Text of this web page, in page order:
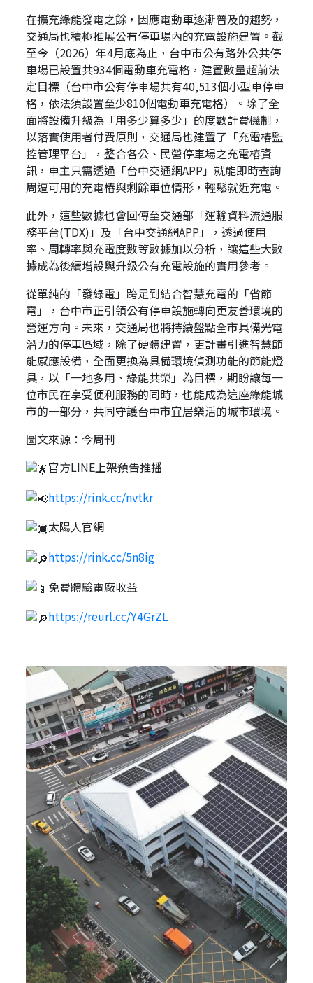
在擴充綠能發電之餘，因應電動車逐漸普及的趨勢，
交通局也積極推展公有停車場內的充電設施建置。截
至今（2026）年4月底為止，台中市公有路外公共停
車場已設置共934個電動車充電格，建置數量超前法
定目標（台中市公有停車場共有40,513個小型車停車
格，依法須設置至少810個電動車充電格）。除了全
面將設備升級為「用多少算多少」的度數計費機制，
以落實使用者付費原則，交通局也建置了「充電樁監
控管理平台」，整合各公、民營停車場之充電樁資
訊，車主只需透過「台中交通網APP」就能即時查詢
周遭可用的充電樁與剩餘車位情形，輕鬆就近充電。
此外，這些數據也會回傳至交通部「運輸資料流通服
務平台(TDX)」及「台中交通網APP」，透過使用
率、周轉率與充電度數等數據加以分析，讓這些大數
據成為後續增設與升級公有充電設施的實用參考。
從單純的「發綠電」跨足到結合智慧充電的「省節
電」，台中市正引領公有停車設施轉向更友善環境的
營運方向。未來，交通局也將持續盤點全市具備光電
潛力的停車區域，除了硬體建置，更計畫引進智慧節
能感應設備，全面更換為具備環境偵測功能的節能燈
具，以「一地多用、綠能共榮」為目標，期盼讓每一
位市民在享受便利服務的同時，也能成為這座綠能城
市的一部分，共同守護台中市宜居樂活的城市環境。
圖文來源：今周刊
官方LINE上架預告推播
https://rink.cc/nvtkr
太陽人官網
https://rink.cc/5n8ig
免費體驗電廠收益
https://reurl.cc/Y4GrZL